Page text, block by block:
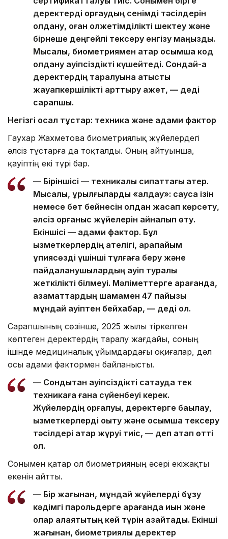
деректерді қорғаудың сенімді тәсілдерін
қолдану, оған қолжетімділікті шектеу және
бірнеше деңгейлі тексеру енгізу маңызды.
Мысалы, биометриямен қатар қосымша код
қолдану қауіпсіздікті күшейтеді. Сондай-ақ
деректердің таралуына қатысты
жауапкершілікті арттыру қажет, — деді
сарапшы.
Негізгі осал тұстар: техника және адами фактор
Гаухар Жахметова биометриялық жүйелердегі
әлсіз тұстарға да тоқталды. Оның айтуынша,
қауіптің екі түрі бар.
— Біріншісі — техникалық сипаттағы қатер.
Мысалы, құрылғыларды «алдау»: саусақ ізін
немесе бет бейнесін қолдан жасап көрсету,
әлсіз қорғаныс жүйелерін айналып өту.
Екіншісі — адами фактор. Бұл
қызметкерлердің қателігі, қарапайым
құпиясөзді үшінші тұлғаға беру және
пайдаланушылардың қауіп туралы
жеткілікті білмеуі. Мәліметтерге қарағанда,
азаматтардың шамамен 47 пайызы
мұндай қауіптен бейхабар, — деді ол.
Сарапшының сөзінше, 2025 жылы тіркелген
көптеген деректердің таралу жағдайы, соның
ішінде медициналық ұйымдардағы оқиғалар, дәл
осы адами фактормен байланысты.
— Сондықтан қауіпсіздікті сақтауда тек
техникаға ғана сүйенбеуі керек.
Жүйелердің қорғалуы, деректерге бақылау,
қызметкерлерді оқыту және қосымша тексеру
тәсілдері қатар жүруі тиіс, — деп атап өтті
ол.
Сонымен қатар ол биометрияның әсері екіжақты
екенін айтты.
— Бір жағынан, мұндай жүйелерді бұзу
кәдімгі парольдерге қарағанда қиын және
олар алаяқтықтың кей түрін азайтады. Екінші
жағынан, биометриялық деректер